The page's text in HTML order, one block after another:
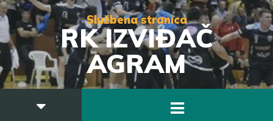
Službena stranica
RK IZVIĐAČ
AGRAM